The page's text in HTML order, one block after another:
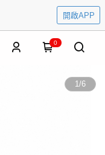
開啟APP
0
1/6